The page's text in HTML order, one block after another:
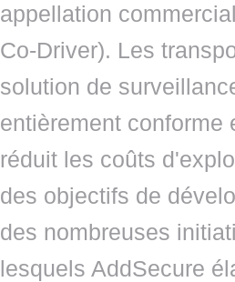
appellation
Co-Driver). Les
solution de
entièrement conforme
réduit les coûts
des objectifs de
des nombreuses
lesquels AddSecure